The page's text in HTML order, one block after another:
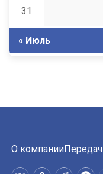
31
« Июль
О компании